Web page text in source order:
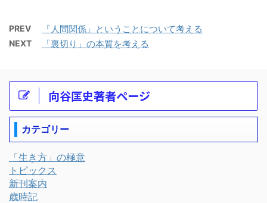
PREV 『人間関係」ということについて考える
NEXT 「裏切り」の本質を考える
向谷匡史著者ページ
カテゴリー
「生き方」の極意
トピックス
新刊案内
歳時記